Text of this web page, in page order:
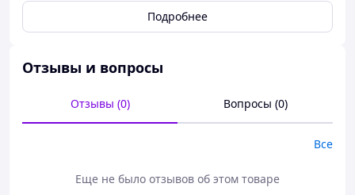
охоты, рыбалки, путешествий, спорта и наблюдения за
корпусазащищает бинокль от ударов и обеспечивает
надежное сцепление даже во влажных условиях.
линз обеспечивает
яркое и контрастное
изображениепри любом освещении, включая рассвет
Подробнее
Отзывы и вопросы
Отзывы (0) Вопросы (0)
Все
Еще не было отзывов об этом товаре